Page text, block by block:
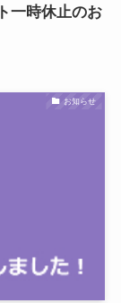
一時休止のお
お知らせ